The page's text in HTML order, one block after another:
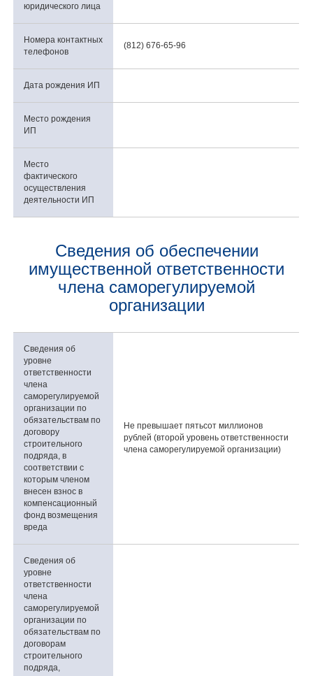
юридического лица
Номера контактных
телефонов
(812) 676-65-96
Дата рождения ИП
Место рождения
ИП
Место
фактического
осуществления
деятельности ИП
Сведения об обеспечении
имущественной ответственности
члена саморегулируемой
организации
Сведения об
уровне
ответственности
члена
саморегулируемой
организации по
обязательствам по
договору
строительного
подряда, в
соответствии с
которым членом
внесен взнос в
компенсационный
фонд возмещения
вреда
Не превышает пятьсот миллионов
рублей (второй уровень ответственности
члена саморегулируемой организации)
Сведения об
уровне
ответственности
члена
саморегулируемой
организации по
обязательствам по
договорам
строительного
подряда,